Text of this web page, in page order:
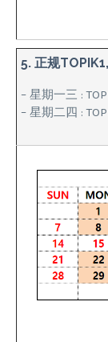
5. 正规
– 星期一三 :
– 星期二四 :